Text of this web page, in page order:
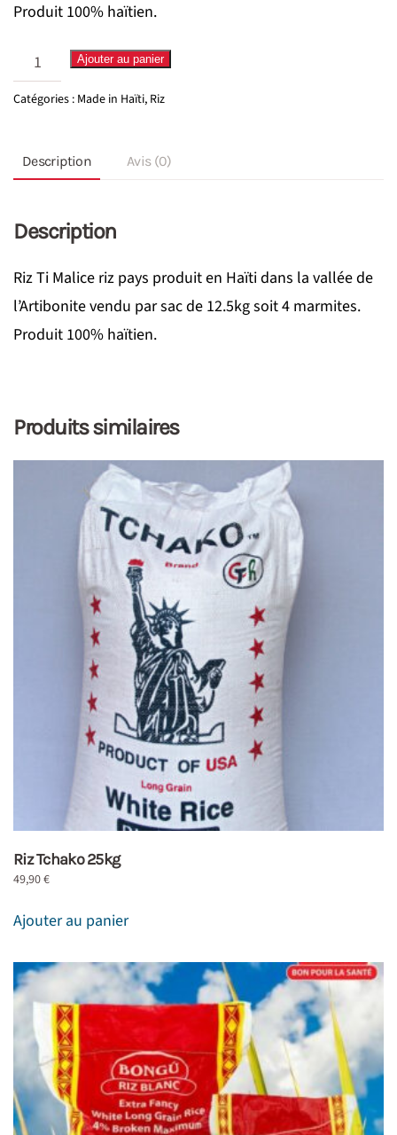
Produit 100% haïtien.
quantité
de
12.5kg
Ajouter au panier
Catégories : Made in Haïti, Riz
Description Avis (0)
Description
Riz Ti Malice riz pays produit en Haïti dans la vallée de
l’Artibonite vendu par sac de 12.5kg soit 4 marmites.
Produit 100% haïtien.
Produits similaires
Riz Tchako 25kg
49,90€
Ajouter au panier